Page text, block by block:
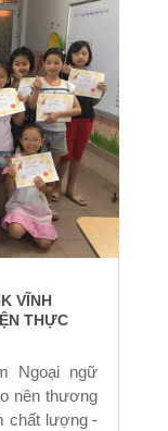
VĨNH
THỰC
Ngoại ngữ
nên thương
chất lượng -